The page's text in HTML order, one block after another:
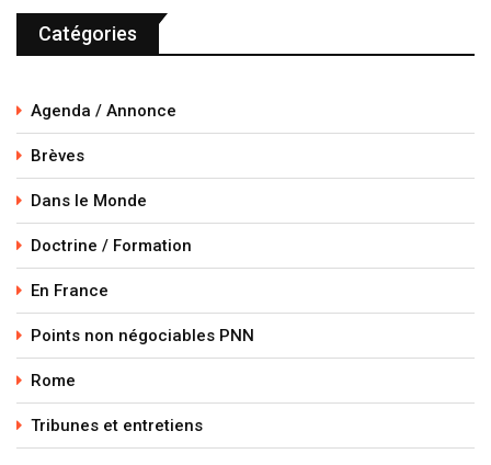
Catégories
Agenda / Annonce
Brèves
Dans le Monde
Doctrine / Formation
En France
Points non négociables PNN
Rome
Tribunes et entretiens